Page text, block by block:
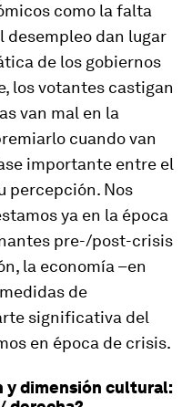
como la falta
desempleo dan lugar
de los gobiernos
los votantes castigan
van mal en la
cuando van
importante entre el
percepción. Nos
ya en la época
pre-/post-crisis
la economía –en
de
significativa del
en época de crisis.
y dimensión cultural: